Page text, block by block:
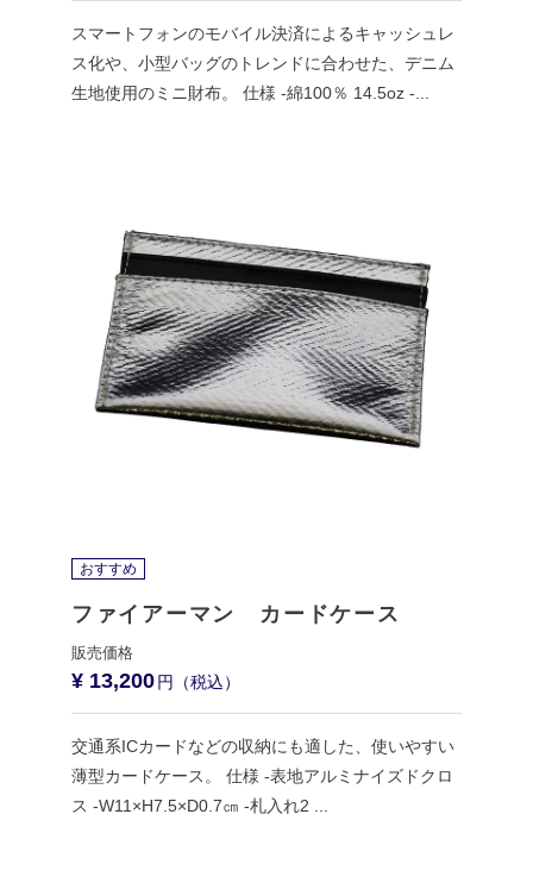
スマートフォンのモバイル決済によるキャッシュレ
ス化や、小型バッグのトレンドに合わせた、デニム
生地使用のミニ財布。 仕様 -綿100％ 14.5oz -...
おすすめ
ファイアーマン カードケース
¥ 13,200
交通系ICカードなどの収納にも適した、使いやすい
薄型カードケース。 仕様 -表地アルミナイズドクロ
ス -W11×H7.5×D0.7㎝ -札入れ2 ...